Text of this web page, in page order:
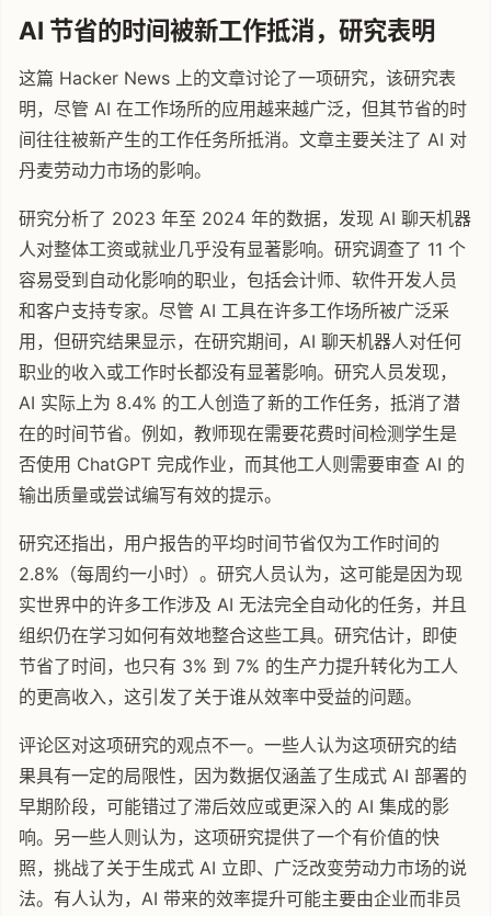
AI 节省的时间被新工作抵消，研究表明
这篇 Hacker News 上的文章讨论了一项研究，该研究表
明，尽管 AI 在工作场所的应用越来越广泛，但其节省的时
间往往被新产生的工作任务所抵消。文章主要关注了 AI 对
丹麦劳动力市场的影响。
研究分析了 2023 年至 2024 年的数据，发现 AI 聊天机器
人对整体工资或就业几乎没有显著影响。研究调查了 11 个
容易受到自动化影响的职业，包括会计师、软件开发人员
和客户支持专家。尽管 AI 工具在许多工作场所被广泛采
用，但研究结果显示，在研究期间，AI 聊天机器人对任何
职业的收入或工作时长都没有显著影响。研究人员发现，
AI 实际上为 8.4% 的工人创造了新的工作任务，抵消了潜
在的时间节省。例如，教师现在需要花费时间检测学生是
否使用 ChatGPT 完成作业，而其他工人则需要审查 AI 的
输出质量或尝试编写有效的提示。
研究还指出，用户报告的平均时间节省仅为工作时间的
2.8%（每周约一小时）。研究人员认为，这可能是因为现
实世界中的许多工作涉及 AI 无法完全自动化的任务，并且
组织仍在学习如何有效地整合这些工具。研究估计，即使
节省了时间，也只有 3% 到 7% 的生产力提升转化为工人
的更高收入，这引发了关于谁从效率中受益的问题。
评论区对这项研究的观点不一。一些人认为这项研究的结
果具有一定的局限性，因为数据仅涵盖了生成式 AI 部署的
早期阶段，可能错过了滞后效应或更深入的 AI 集成的影
响。另一些人则认为，这项研究提供了一个有价值的快
照，挑战了关于生成式 AI 立即、广泛改变劳动力市场的说
法。有人认为，AI 带来的效率提升可能主要由企业而非员